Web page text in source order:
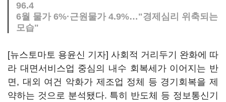
96.4
6월 물가 6%·근원물가 4.9%…"경제심리 위축되는
모습"
[뉴스토마토 용윤신 기자] 사회적 거리두기 완화에 따
라 대면서비스업 중심의 내수 회복세가 이어지는 반
면, 대외 여건 악화가 제조업 정체 등 경기회복을 제
약하는 것으로 분석됐다. 특히 반도체 등 정보통신기